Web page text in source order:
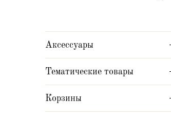
Аксессуары
Тематические товары
Корзины